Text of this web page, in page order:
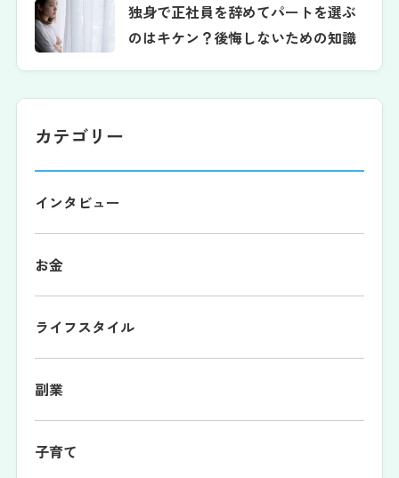
独身で正社員を辞めてパートを選ぶ
のはキケン？後悔しないための知識
カテゴリー
インタビュー
お金
ライフスタイル
副業
子育て